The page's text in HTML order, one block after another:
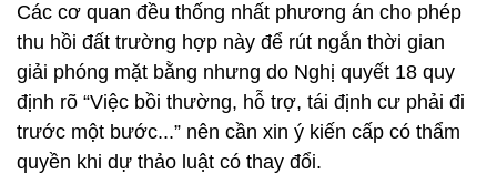
Các cơ quan đều thống nhất phương án cho phép
thu hồi đất trường hợp này để rút ngắn thời gian
giải phóng mặt bằng nhưng do Nghị quyết 18 quy
định rõ “Việc bồi thường, hỗ trợ, tái định cư phải đi
trước một bước...” nên cần xin ý kiến cấp có thẩm
quyền khi dự thảo luật có thay đổi.